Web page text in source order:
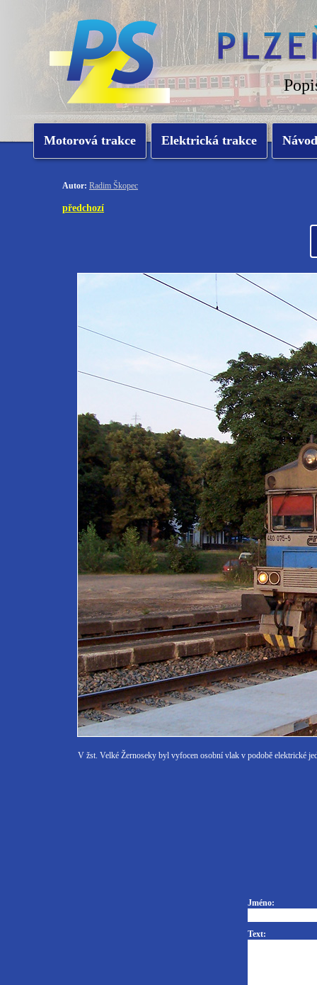
Motorová trakce Elektrická trakce
Autor: Radim Škopec
předchozí
V žst. Velké Žernoseky byl vyfocen osobní vlak v podobě elektrické
Jméno:
Text: